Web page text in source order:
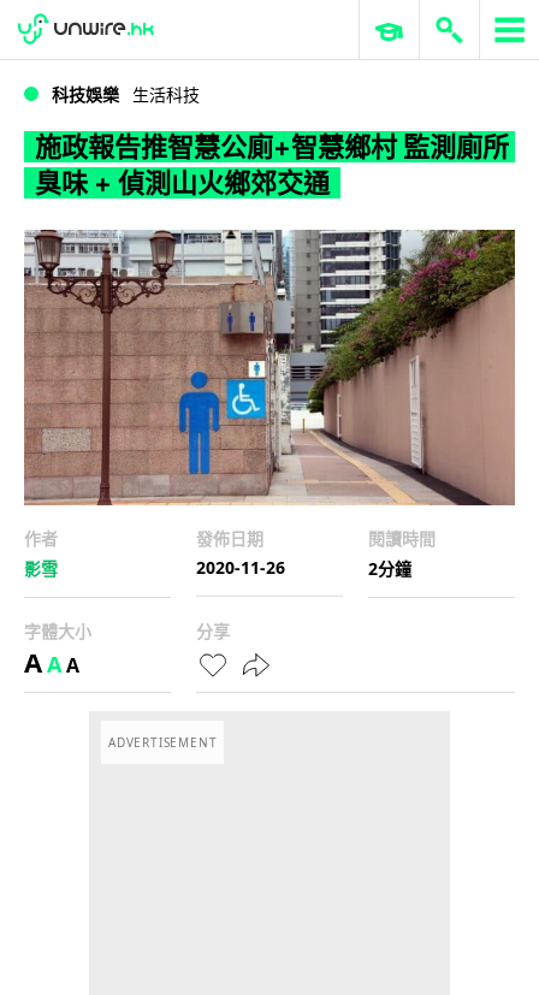
WWDC 2026 ERP 與商業 AI
科技娛樂 生活科技
施政報告推智慧公廁+智慧鄉村 監測廁所
臭味 + 偵測山火鄉郊交通
作者
影雪
發佈日期
2020-11-26
閱讀時間
2分鐘
字體大小
AAA
分享
ADVERTISEMENT